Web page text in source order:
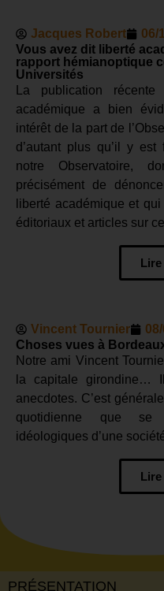
Jacques Robert
06/
Vous avez dit liberté
rapport hémianoptique
Universités
La publication
académique a bien
intérêt de la part de
d’autant plus qu’il y
notre Observatoire,
précisément de
liberté académique et
éditoriaux et articles sur
Vincent Tournier
Choses vues à
Notre ami Vincent
la capitale girondine…
anecdotes. C’est
quotidienne que se
idéologiques d’une
PRÉSENTATION